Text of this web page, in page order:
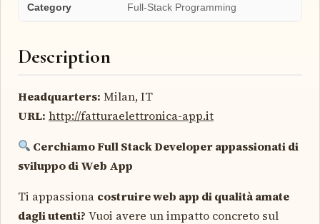
Category Full-Stack Programming
Description
Headquarters: Milan, IT
URL: http://fatturaelettronica-app.it
Cerchiamo Full Stack Developer appassionati di
sviluppo di Web App
Ti appassiona costruire web app di qualità amate
dagli utenti? Vuoi avere un impatto concreto sul